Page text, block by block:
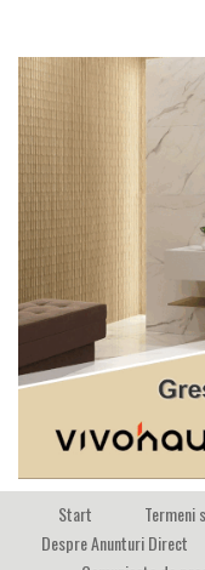
Start Termeni
Despre Anunturi Direct